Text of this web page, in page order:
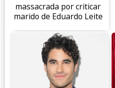
massacrada por criticar
marido de Eduardo Leite